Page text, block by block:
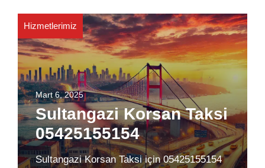
Hizmetlerimiz
Mart 6, 2025
Sultangazi Korsan Taksi
05425155154
Sultangazi Korsan Taksi için 05425155154